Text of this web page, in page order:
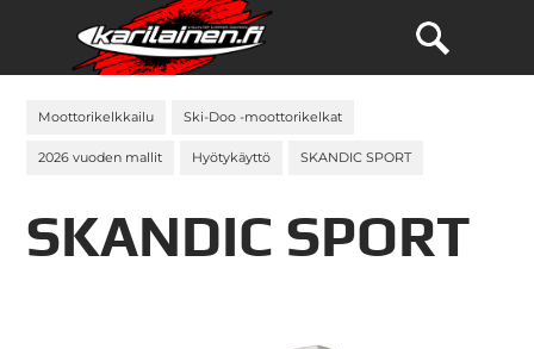
Moottorikelkkailu Ski-Doo -moottorikelkat
2026 vuoden mallit Hyötykäyttö SKANDIC SPORT
SKANDIC SPORT